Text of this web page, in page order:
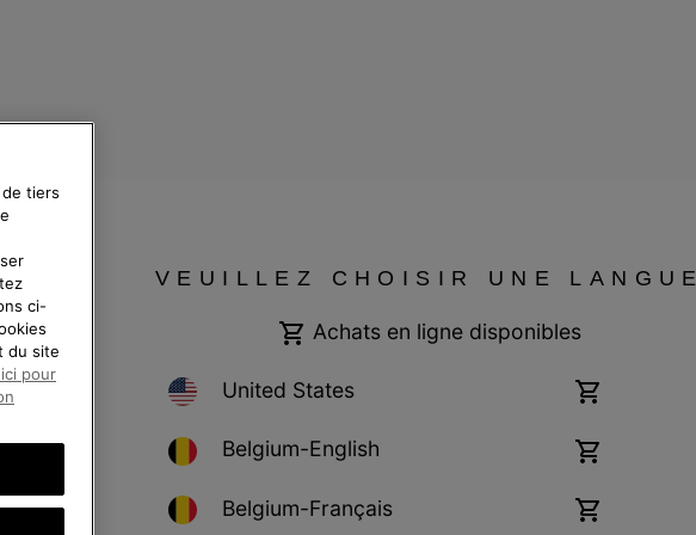
Conditions Générales de Vente
VEUILLEZ CHOISIR UNE LANGUE
Achats en ligne disponibles
United States
Achats
ligne
Belgium-English
Achats
ligne
Belgium-Français
Achats
tiers
ci-
du site
pour